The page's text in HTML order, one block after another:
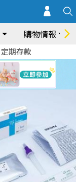
購物情報
定期存款